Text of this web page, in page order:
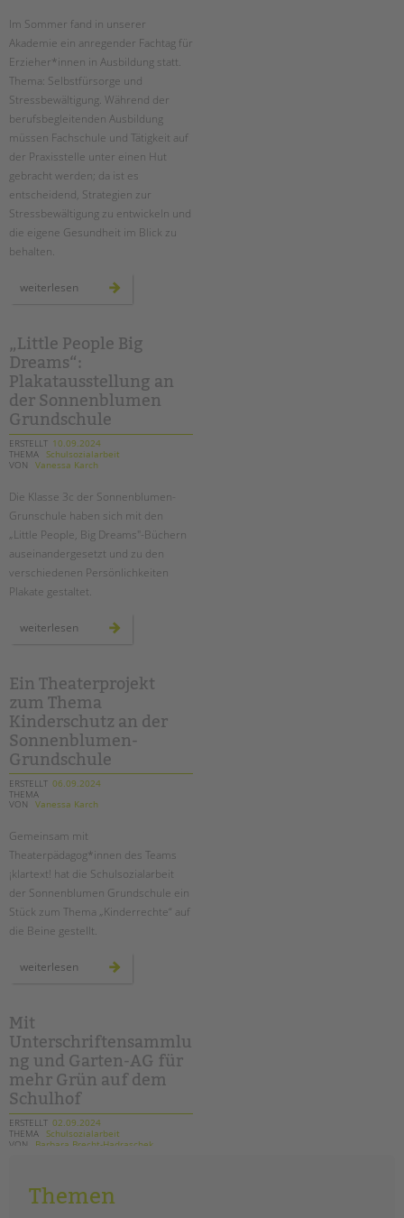
schoolcoach BTL
tandem international
KARRIERE
Stellenangebote
tandem als Arbeitgeberin
NEWS/BLOG
unkuerzbar
Briefe an Kai
Impressum
Datenschutz
Hinweisgebersystem
Intranet
Im Sommer fand in unserer
Akademie ein anregender Fachtag für
Erzieher*innen in Ausbildung statt.
Thema: Selbstfürsorge und
Stressbewältigung. Während der
berufsbegleitenden Ausbildung
müssen Fachschule und Tätigkeit auf
der Praxisstelle unter einen Hut
gebracht werden; da ist es
entscheidend, Strategien zur
Stressbewältigung zu entwickeln und
die eigene Gesundheit im Blick zu
behalten.
weiterlesen fachtag
„Little People Big
Dreams“:
Plakatausstellung an
der Sonnenblumen
Grundschule
ERSTELLT 10.09.2024
THEMA Schulsozialarbeit
VON
Vanessa Karch
Die Klasse 3c der Sonnenblumen-
Grunschule haben sich mit den
„Little People, Big Dreams"-Büchern
auseinandergesetzt und zu den
verschiedenen Persönlichkeiten
Plakate gestaltet.
weiterlesen
an
der
sonnenblumen
grundschule
Ein Theaterprojekt
zum Thema
Kinderschutz an der
Sonnenblumen-
Grundschule
ERSTELLT 06.09.2024
THEMA
VON
Vanessa Karch
Gemeinsam mit
Theaterpädagog*innen des Teams
¡klartext! hat die Schulsozialarbeit
der Sonnenblumen Grundschule ein
Stück zum Thema „Kinderrechte“ auf
die Beine gestellt.
weiterlesen
theaterprojekt
sonnenblumen-
grundschule
Mit
Unterschriftensammlu
ng und Garten-AG für
mehr Grün auf dem
Schulhof
ERSTELLT 02.09.2024
THEMA Schulsozialarbeit
VON
Barbara Brecht-Hadraschek
auf dem Schulgelände der
Themen